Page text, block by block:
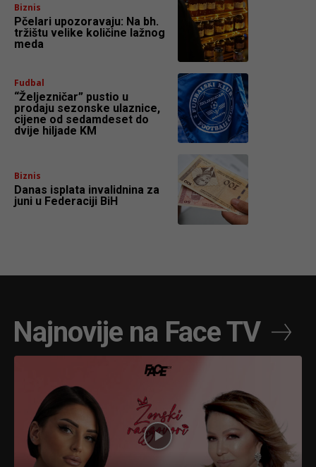
Biznis
Pčelari upozoravaju: Na bh.
tržištu velike količine lažnog
meda
Fudbal
“Željezničar” pustio u
prodaju sezonske ulaznice,
cijene od sedamdeset do
dvije hiljade KM
Biznis
Danas isplata invalidnina za
juni u Federaciji BiH
Najnovije na Face TV